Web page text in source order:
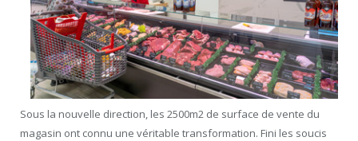
Sous la nouvelle direction, les 2500m2 de surface de vente du
magasin ont connu une véritable transformation. Fini les soucis